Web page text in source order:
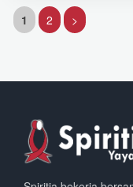
1 2 >